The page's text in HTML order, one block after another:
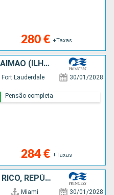
280 € +Taxas
BAHAMAS, REINO UNIDO, CAIMÃO (ILHAS), CARAIBAS - MEXICO, ESTADOS UNIDOS
Fort Lauderdale 30/01/2028
284 € +Taxas
Pensão completa
ESTADOS UNIDOS, PORTO RICO, REPÚBLICA DOMINICANA
Miami 30/01/2028